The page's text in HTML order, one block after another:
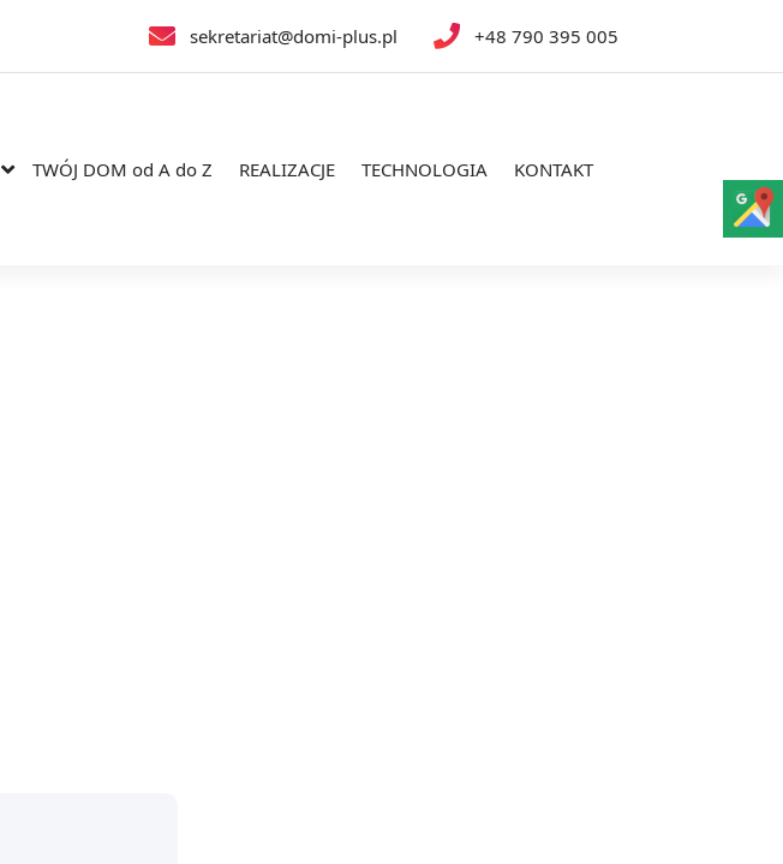
sekretariat@domi-plus.pl +48 790 395 005
TWÓJ DOM od A do Z REALIZACJE TECHNOLOGIA KONTAKT